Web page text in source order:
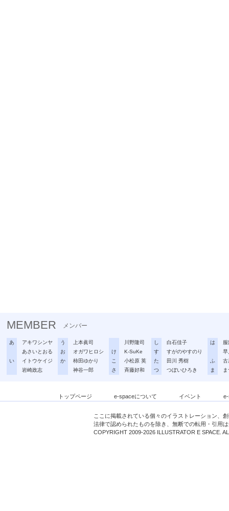
MEMBER メンバー
あ
アキワシンヤ
あさいとおる
い
イトウケイジ
岩崎政志
う
上本眞司
お
オガワヒロシ
か
柿田ゆかり
神谷一郎
川野隆司
け
K-SuKe
こ
小松原 英
さ
斉藤好和
し
白石佳子
す
すがのやすのり
た
田川 秀樹
つ
つぼいひろき
は
早
ふ
古
ま
トップページ e-spaceについて イベント
ここに掲載されている個々のイラストレーション、
法律で認められたものを除き、無断での転用・引用
COPYRIGHT 2009-2026 ILLUSTRATOR E SPACE.